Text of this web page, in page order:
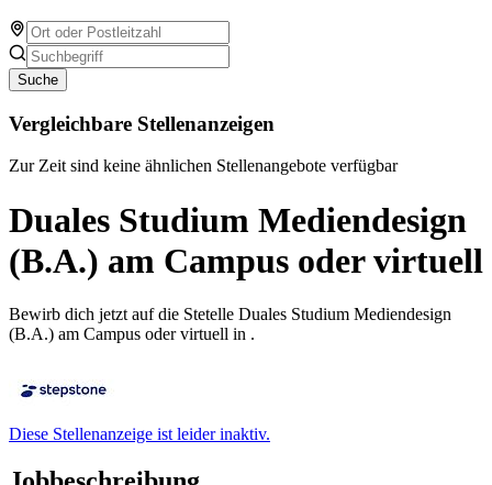
Suche
Vergleichbare Stellenanzeigen
Zur Zeit sind keine ähnlichen Stellenangebote verfügbar
Duales Studium Mediendesign
(B.A.) am Campus oder virtuell
Bewirb dich jetzt auf die Stetelle Duales Studium Mediendesign
(B.A.) am Campus oder virtuell in .
Diese Stellenanzeige ist leider inaktiv.